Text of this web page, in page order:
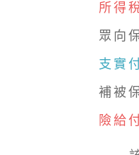
所得
眾向
支實
補被
險給